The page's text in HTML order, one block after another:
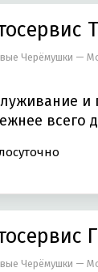
Черёмушки —
и
всего
Черёмушки —